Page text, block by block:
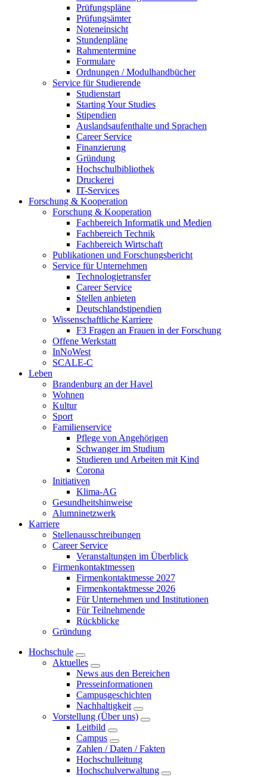
Prüfungspläne
Prüfungsämter
Noteneinsicht
Stundenpläne
Rahmentermine
Formulare
Ordnungen / Modulhandbücher
Service für Studierende
Studienstart
Starting Your Studies
Stipendien
Auslandsaufenthalte und Sprachen
Career Service
Finanzierung
Gründung
Hochschulbibliothek
Druckerei
IT-Services
Forschung & Kooperation
Forschung & Kooperation
Fachbereich Informatik und Medien
Fachbereich Technik
Fachbereich Wirtschaft
Publikationen und Forschungsbericht
Service für Unternehmen
Technologietransfer
Career Service
Stellen anbieten
Deutschlandstipendien
Wissenschaftliche Karriere
F3 Fragen an Frauen in der Forschung
Offene Werkstatt
InNoWest
SCALE-C
Leben
Brandenburg an der Havel
Wohnen
Kultur
Sport
Familienservice
Pflege von Angehörigen
Schwanger im Studium
Studieren und Arbeiten mit Kind
Corona
Initiativen
Klima-AG
Gesundheitshinweise
Alumninetzwerk
Karriere
Stellenausschreibungen
Career Service
Veranstaltungen im Überblick
Firmenkontaktmessen
Firmenkontaktmesse 2027
Firmenkontaktmesse 2026
Für Unternehmen und Institutionen
Für Teilnehmende
Rückblicke
Gründung
Hochschule
Aktuelles
News aus den Bereichen
Presseinformationen
Campusgeschichten
Nachhaltigkeit
Vorstellung (Über uns)
Leitbild
Campus
Zahlen / Daten / Fakten
Hochschulleitung
Hochschulverwaltung